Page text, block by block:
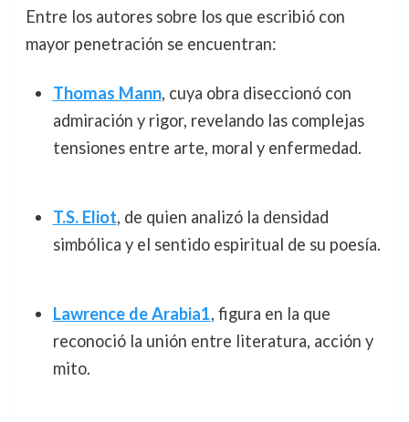
Entre los autores sobre los que escribió con
mayor penetración se encuentran:
Thomas Mann, cuya obra diseccionó con
admiración y rigor, revelando las complejas
tensiones entre arte, moral y enfermedad.
T.S. Eliot, de quien analizó la densidad
simbólica y el sentido espiritual de su poesía.
Lawrence de Arabia1, figura en la que
reconoció la unión entre literatura, acción y
mito.